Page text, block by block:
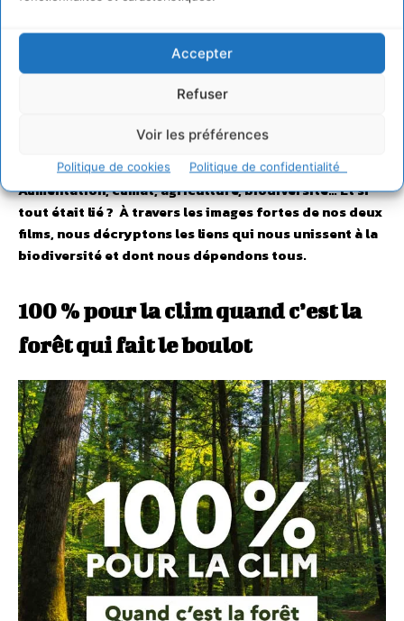
Accepter
Refuser
Voir les préférences
Politique de cookies Politique de confidentialité
Tous biodiversité : 100 %
Alimentation, climat, agriculture, biodiversité… Et si
tout était lié ? À travers les images fortes de nos deux
films, nous décryptons les liens qui nous unissent à la
biodiversité et dont nous dépendons tous.
100 % pour la clim quand c’est la
forêt qui fait le boulot